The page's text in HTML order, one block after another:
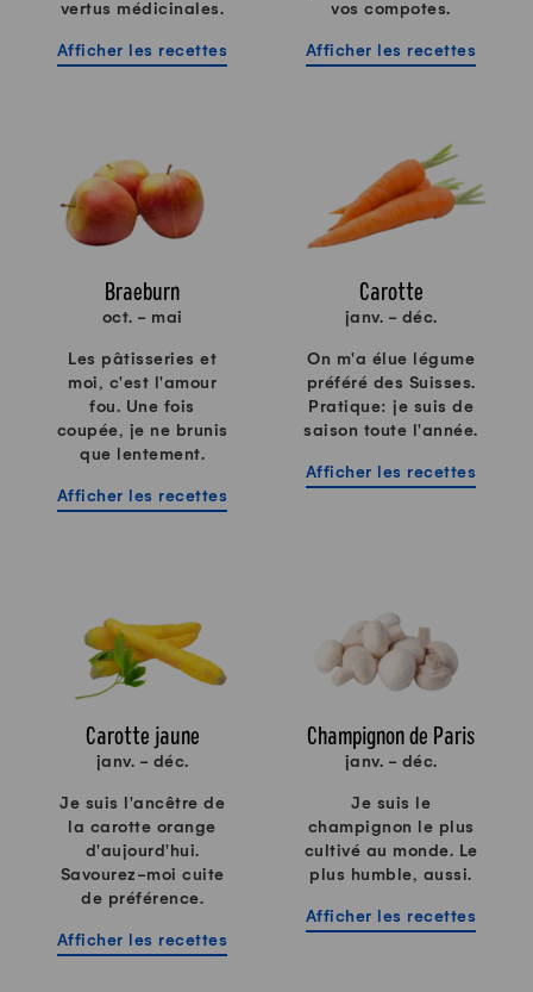
vertus médicinales.
Afficher les recettes
vos compotes.
Afficher les recettes
Braeburn
oct. - mai
Les pâtisseries et
moi, c'est l'amour
fou. Une fois
coupée, je ne brunis
que lentement.
Afficher les recettes
Carotte
janv. - déc.
On m'a élue légume
préféré des Suisses.
Pratique: je suis de
saison toute l'année.
Afficher les recettes
Carotte jaune
janv. - déc.
Je suis l'ancêtre de
la carotte orange
d'aujourd'hui.
Savourez-moi cuite
de préférence.
Afficher les recettes
Champignon de Paris
janv. - déc.
Je suis le
champignon le plus
cultivé au monde. Le
plus humble, aussi.
Afficher les recettes